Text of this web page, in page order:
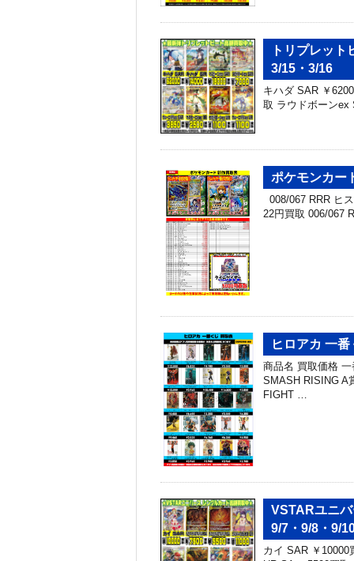
トリプレッ
3/15・3/16
キハダ SAR ￥
取 ラウドボーン
ポケモンカー
008/067 RRR ヒ
22円買取 006/067
ヒロアカ 一
商品名 買取価格
SMASH RISING A
FIGHT …
VSTARユニ
9/7・9/8・9/
カイ SAR ￥10000